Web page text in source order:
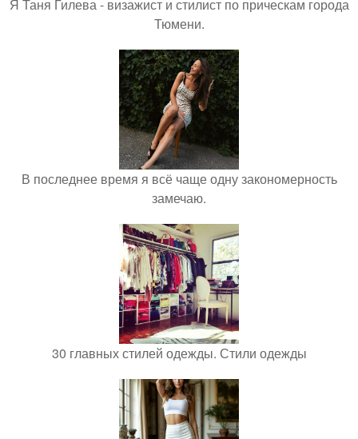
Я Таня Гилева - визажист и стилист по прическам города
Тюмени.
В последнее время я всё чаще одну закономерность
замечаю.
30 главных стилей одежды. Стили одежды